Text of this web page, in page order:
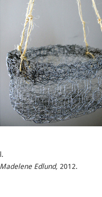
Madelene Edlund, 2012.